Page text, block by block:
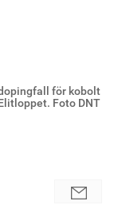
för kobolt
Foto DNT